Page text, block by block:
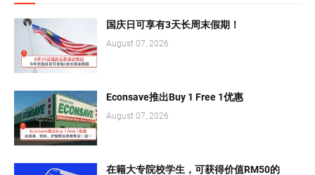
国庆日可享有3天长周末假期！
August 07, 2026
Econsave推出Buy 1 Free 1优惠
August 07, 2026
在籍大专院校学生，可获得价值RM50的